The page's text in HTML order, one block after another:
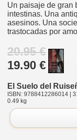
Un paisaje de gran
intestinas. Una
asesinos. Una
trastocadas por
20.95 €
19.90 €
El Suelo del
ISBN: 9788412286014 |
0.49 kg